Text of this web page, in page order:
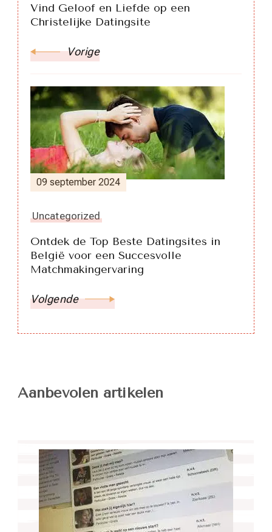
Vind Geloof en Liefde op een
Christelijke Datingsite
Vorige
09 september 2024
Uncategorized
Ontdek de Top Beste Datingsites in
België voor een Succesvolle
Matchmakingervaring
Volgende
Aanbevolen artikelen